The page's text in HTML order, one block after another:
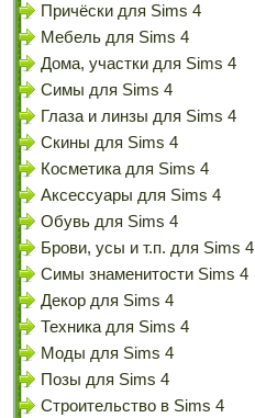
Причёски для Sims 4
Мебель для Sims 4
Дома, участки для Sims 4
Симы для Sims 4
Глаза и линзы для Sims 4
Скины для Sims 4
Косметика для Sims 4
Аксессуары для Sims 4
Обувь для Sims 4
Брови, усы и т.п. для Sims 4
Симы знаменитости Sims 4
Декор для Sims 4
Техника для Sims 4
Моды для Sims 4
Позы для Sims 4
Строительство в Sims 4